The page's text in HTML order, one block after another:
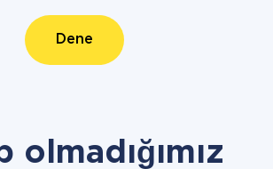
Dene
olmadığımız